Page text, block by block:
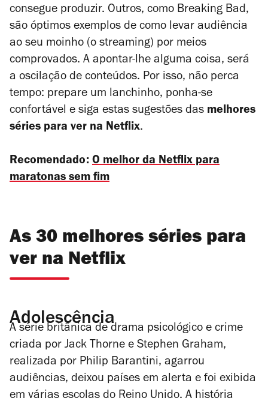
consegue produzir. Outros, como Breaking Bad,
são óptimos exemplos de como levar audiência
ao seu moinho (o streaming) por meios
comprovados. A apontar-lhe alguma coisa, será
a oscilação de conteúdos. Por isso, não perca
tempo: prepare um lanchinho, ponha-se
confortável e siga estas sugestões das melhores
séries para ver na Netflix.
Recomendado: O melhor da Netflix para
maratonas sem fim
As 30 melhores séries para
ver na Netflix
Adolescência
A série britânica de drama psicológico e crime
criada por Jack Thorne e Stephen Graham,
realizada por Philip Barantini, agarrou
audiências, deixou países em alerta e foi exibida
em várias escolas do Reino Unido. A história